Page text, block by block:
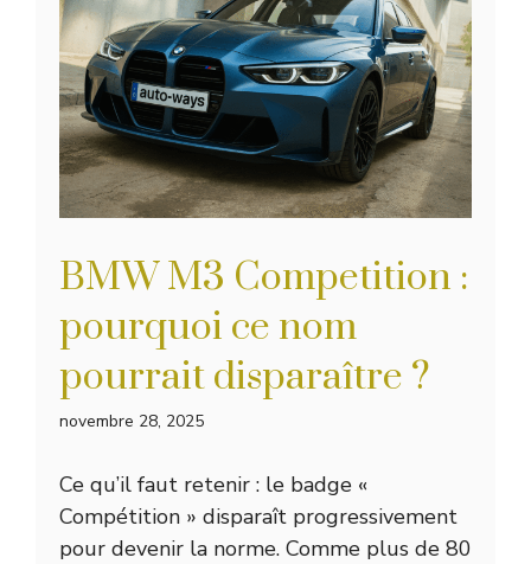
BMW M3 Competition :
pourquoi ce nom
pourrait disparaître ?
novembre 28, 2025
Ce qu’il faut retenir : le badge «
Compétition » disparaît progressivement
pour devenir la norme. Comme plus de 80